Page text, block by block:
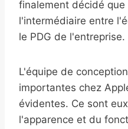
finalement décidé que
l'intermédiaire entre
le PDG de l'entreprise.
L'équipe de
importantes chez
évidentes. Ce sont
l'apparence et du